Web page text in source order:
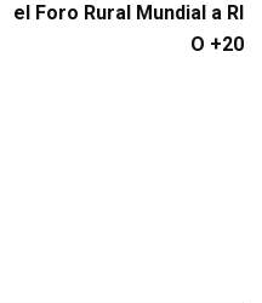
el Foro Rural Mundial a RI
O +20